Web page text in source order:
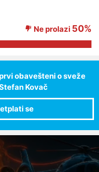
Ne prolazi 50%
obavešteni o sveže
Kovač